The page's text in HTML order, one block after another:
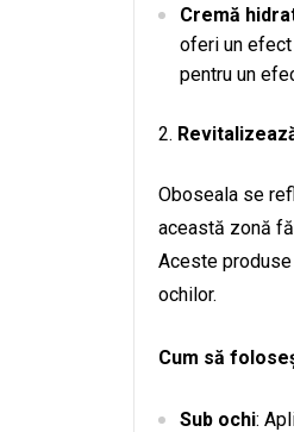
Cremă
oferi un
pentru un
Oboseala se
această zonă
Aceste
ochilor.
Cum să
Sub ochi: